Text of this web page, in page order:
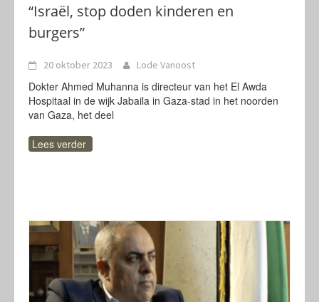
“Israël, stop doden kinderen en
burgers”
20 oktober 2023 Lode Vanoost
Dokter Ahmed Muhanna is directeur van het El Awda
Hospitaal in de wijk Jabaila in Gaza-stad in het noorden
van Gaza, het deel
Lees verder